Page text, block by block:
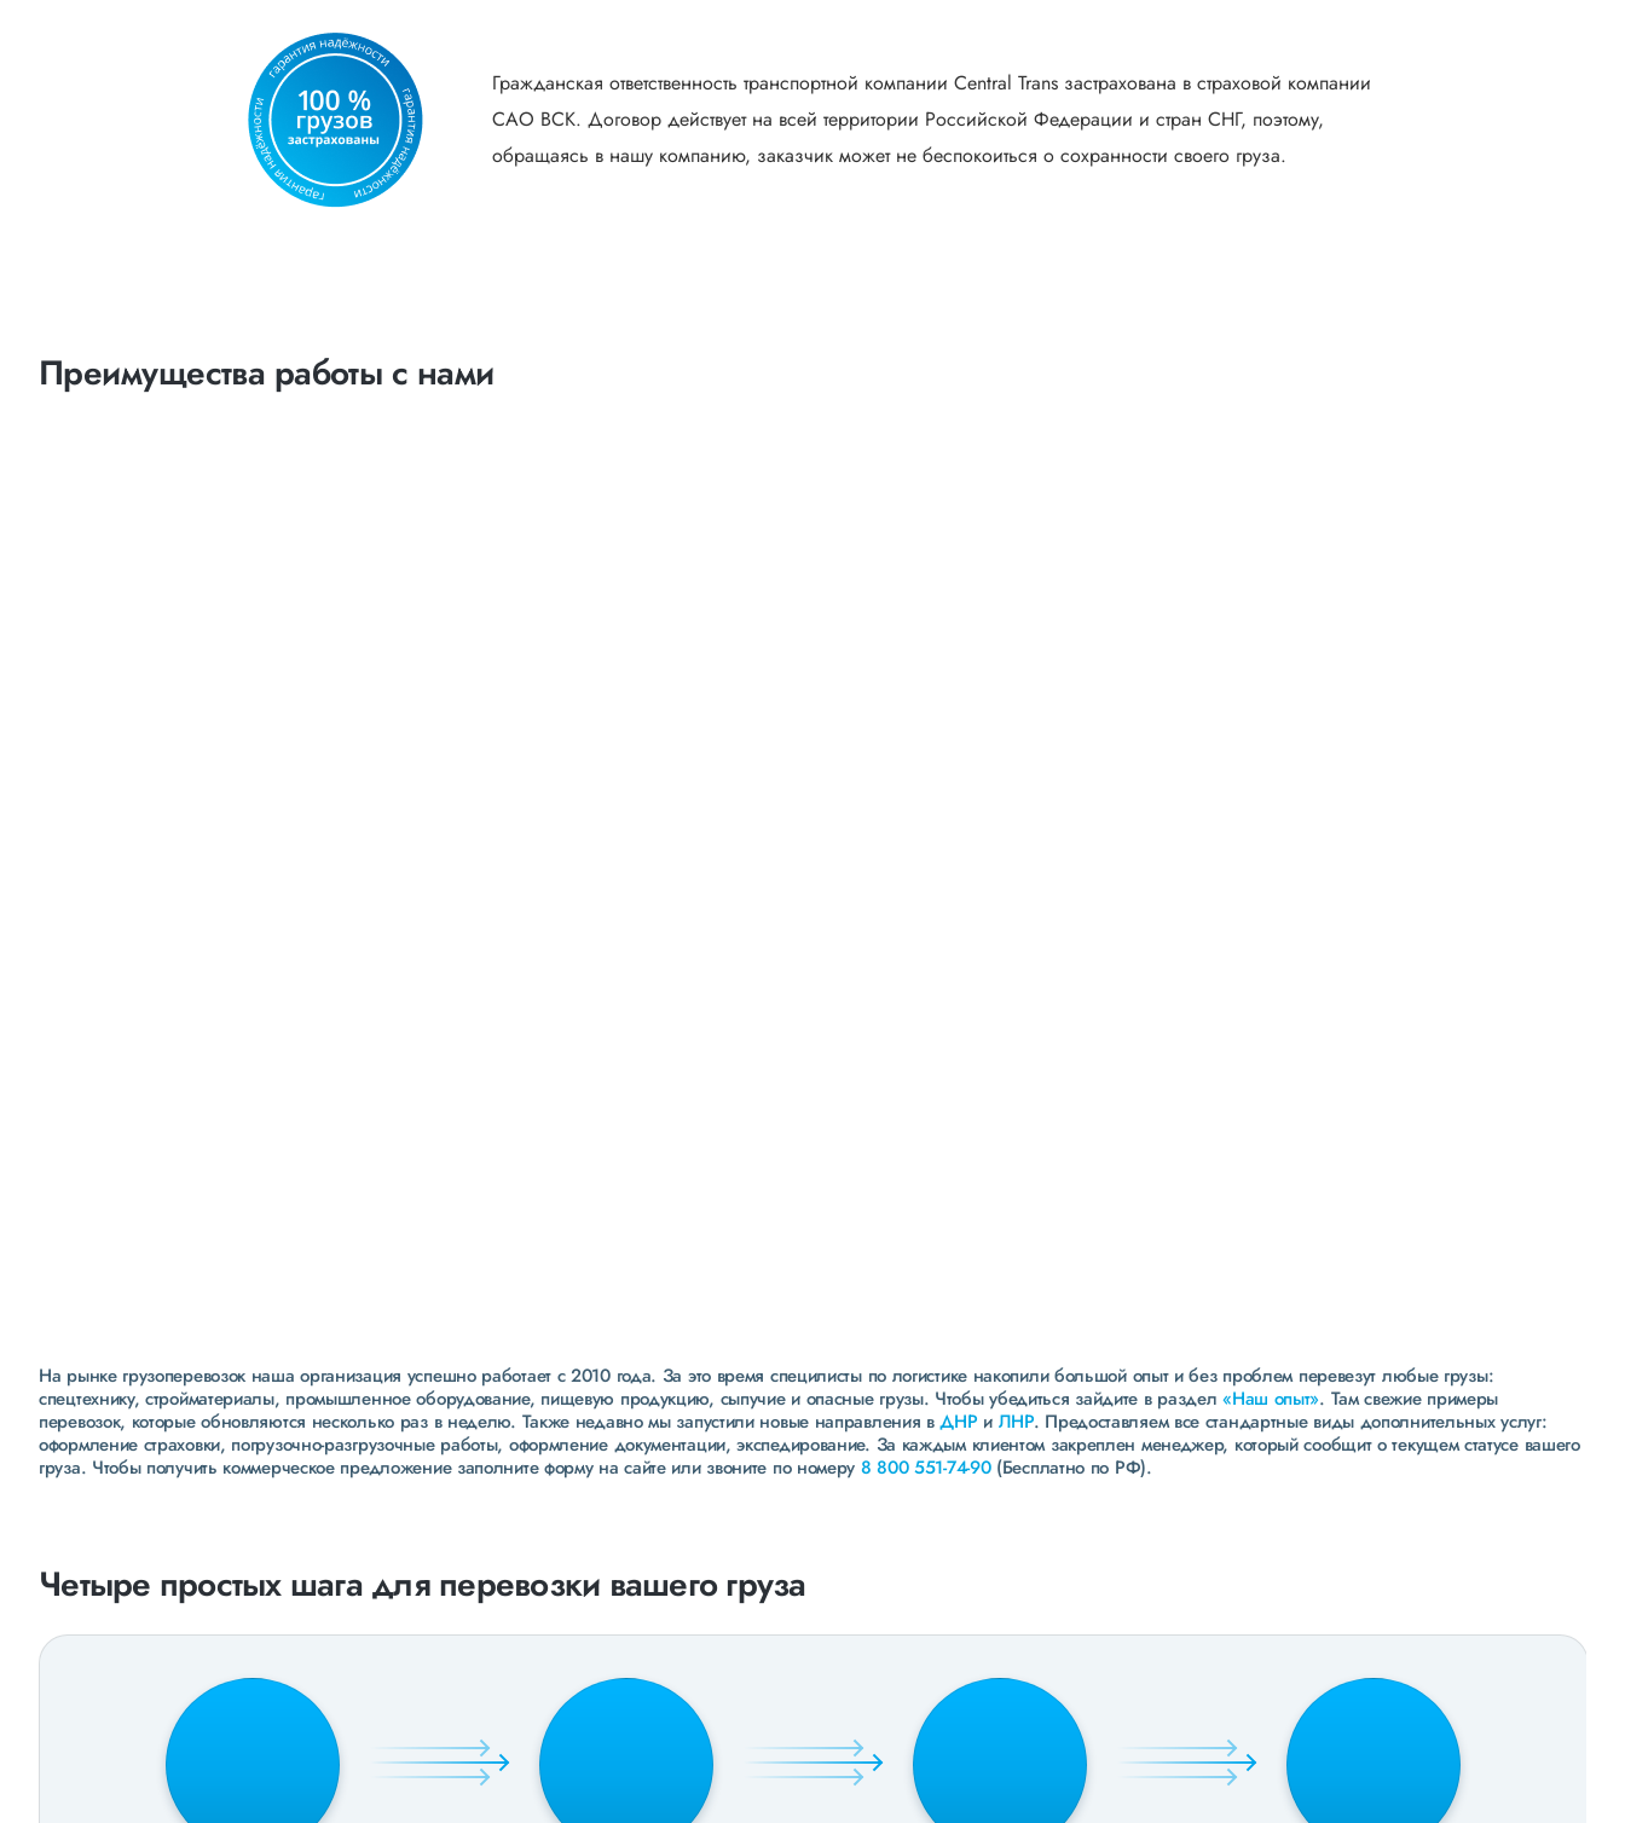
Гражданская ответственность транспортной компании Central Trans застрахована в страховой компании
САО ВСК. Договор действует на всей территории Российской Федерации и стран СНГ, поэтому,
обращаясь в нашу компанию, заказчик может не беспокоиться о сохранности своего груза.
Преимущества работы с нами
На рынке грузоперевозок наша организация успешно работает с 2010 года. За это время специлисты по логистике накопили большой опыт и без проблем перевезут любые грузы:
спецтехнику, стройматериалы, промышленное оборудование, пищевую продукцию, сыпучие и опасные грузы. Чтобы убедиться зайдите в раздел«Наш опыт». Там свежие примеры
перевозок, которые обновляются несколько раз в неделю. Также недавно мы запустили новые направления вДНР и ЛНР. Предоставляем все стандартные виды дополнительных услуг:
оформление страховки, погрузочно-разгрузочные работы, оформление документации, экспедирование. За каждым клиентом закреплен менеджер, который сообщит о текущем статусе вашего
груза. Чтобы получить коммерческое предложение заполните форму на сайте или звоните по номеру 8 800 551-74-90(Бесплатно по РФ).
Четыре простых шага для перевозки вашего груза